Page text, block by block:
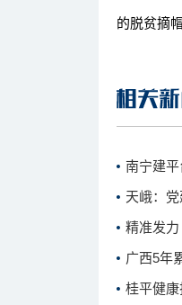
的脱贫摘
南宁建平
天峨：
精准发力
广西5年
桂平健